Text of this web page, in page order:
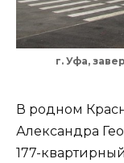
г. Уфа,
В родном
Александра
177-